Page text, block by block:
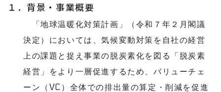
１．背景・事業概要
「地球温暖化対策計画」（令和７年２月閣議
決定）においては、気候変動対策を自社の経営
上の課題と捉え事業の脱炭素化を図る「脱炭素
経営」をより一層促進するため、バリューチェ
ーン（VC）全体での排出量の算定・削減を促進